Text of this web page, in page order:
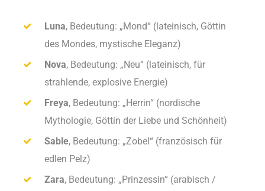
Luna, Bedeutung: „Mond“ (lateinisch, Göttin
des Mondes, mystische Eleganz)
Nova, Bedeutung: „Neu“ (lateinisch, für
strahlende, explosive Energie)
Freya, Bedeutung: „Herrin“ (nordische
Mythologie, Göttin der Liebe und Schönheit)
Sable, Bedeutung: „Zobel“ (französisch für
edlen Pelz)
Zara, Bedeutung: „Prinzessin“ (arabisch /